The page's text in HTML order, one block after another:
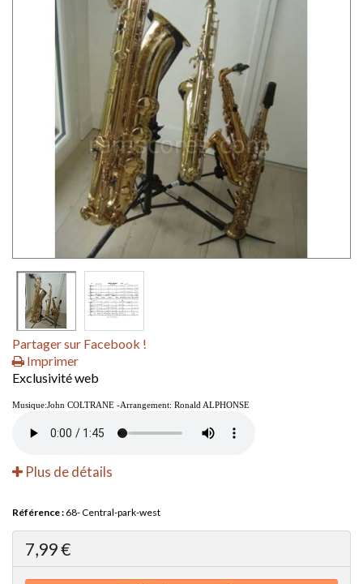
Partager sur Facebook !
Imprimer
Exclusivité web
Musique:John COLTRANE -Arrangement: Ronald ALPHONSE
Plus de détails
Référence : 68- Central-park-west
7,99 €